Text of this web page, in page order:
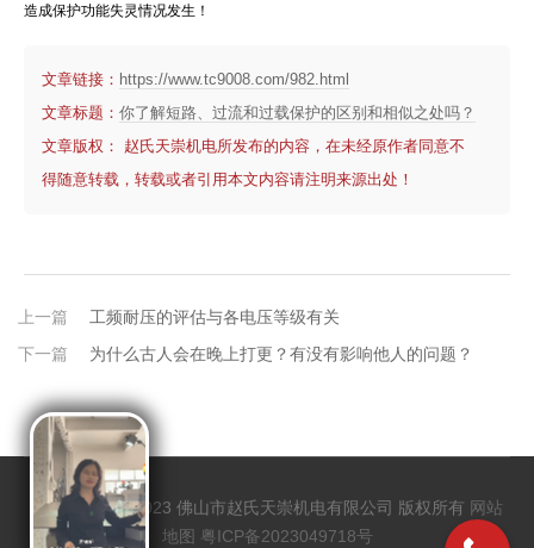
造成保护功能失灵情况发生！
文章链接： https://www.tc9008.com/982.html
文章标题： 你了解短路、过流和过载保护的区别和相似之处吗？
文章版权： 赵氏天崇机电所发布的内容，在未经原作者同意不
得随意转载，转载或者引用本文内容请注明来源出处！
上一篇
工频耐压的评估与各电压等级有关
下一篇
为什么古人会在晚上打更？有没有影响他人的问题？
Copyrights @2023 佛山市赵氏天崇机电有限公司 版权所有 网站
地图 粤ICP备2023049718号